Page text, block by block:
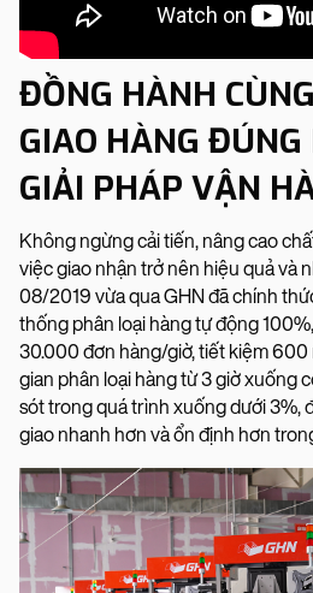
ĐỒNG HÀNH
GIAO HÀNG ĐÚNG
GIẢI PHÁP VẬN
Không ngừng cải tiến, nâng cao
việc giao nhận trở nên hiệu quả và
08/2019 vừa qua GHN đã chính
thống phân loại hàng tự động
30.000 đơn hàng/giờ, tiết kiệm
gian phân loại hàng từ 3 giờ xuống
sót trong quá trình xuống dưới 3%,
giao nhanh hơn và ổn định hơn